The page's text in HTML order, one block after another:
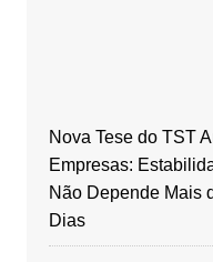
Nova Tese do TST
Empresas:
Não Depende Mais
Dias